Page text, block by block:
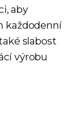
aby
každodenní
slabost
výrobu